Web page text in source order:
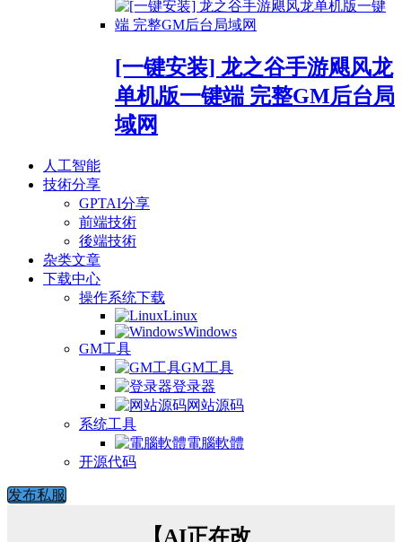
[一键安装] 龙之谷手游飓风龙
单机版一键端 完整GM后台局
域网
人工智能
技術分享
GPTAI分享
前端技術
後端技術
杂类文章
下载中心
操作系统下载
Linux
Windows
GM工具
GM工具
登录器
网站源码
系统工具
電腦軟體
开源代码
发布私服
【AI正在改